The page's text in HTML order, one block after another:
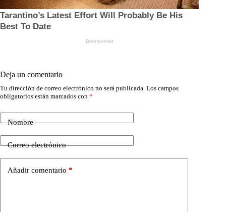
Deja un comentario
Tu dirección de correo electrónico no será publicada. Los campos
obligatorios están marcados con *
Nombre
Correo electrónico
Añadir comentario *